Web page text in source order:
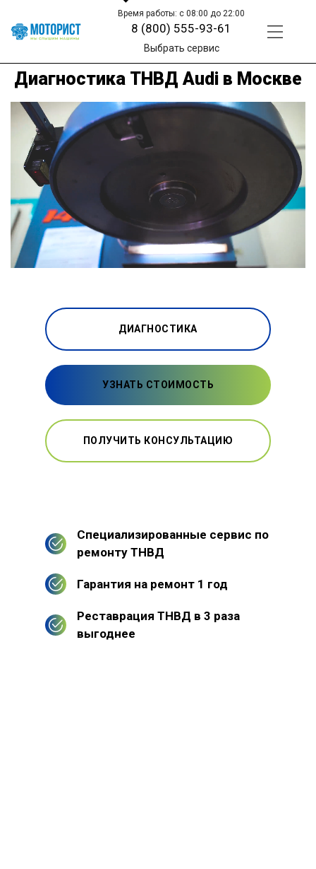
Время работы: с 08:00 до 22:00
8 (800) 555-93-61
Выбрать сервис
Диагностика ТНВД Audi в Москве
ДИАГНОСТИКА
УЗНАТЬ СТОИМОСТЬ
ПОЛУЧИТЬ КОНСУЛЬТАЦИЮ
Специализированные сервис по
ремонту ТНВД
Гарантия на ремонт 1 год
Реставрация ТНВД в 3 раза
выгоднее